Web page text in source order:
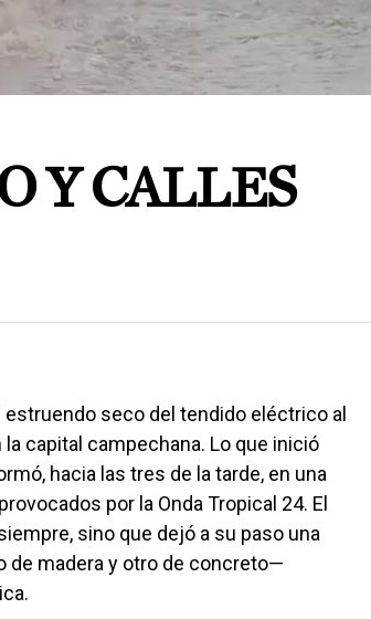
Y CALLES
seco del tendido eléctrico al
capital campechana. Lo que inició
hacia las tres de la tarde, en una
por la Onda Tropical 24. El
sino que dejó a su paso una
de madera y otro de concreto—